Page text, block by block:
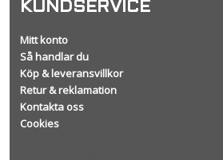
KUNDSERVICE
Mitt konto
Så handlar du
Köp & leveransvillkor
Retur & reklamation
Kontakta oss
Cookies